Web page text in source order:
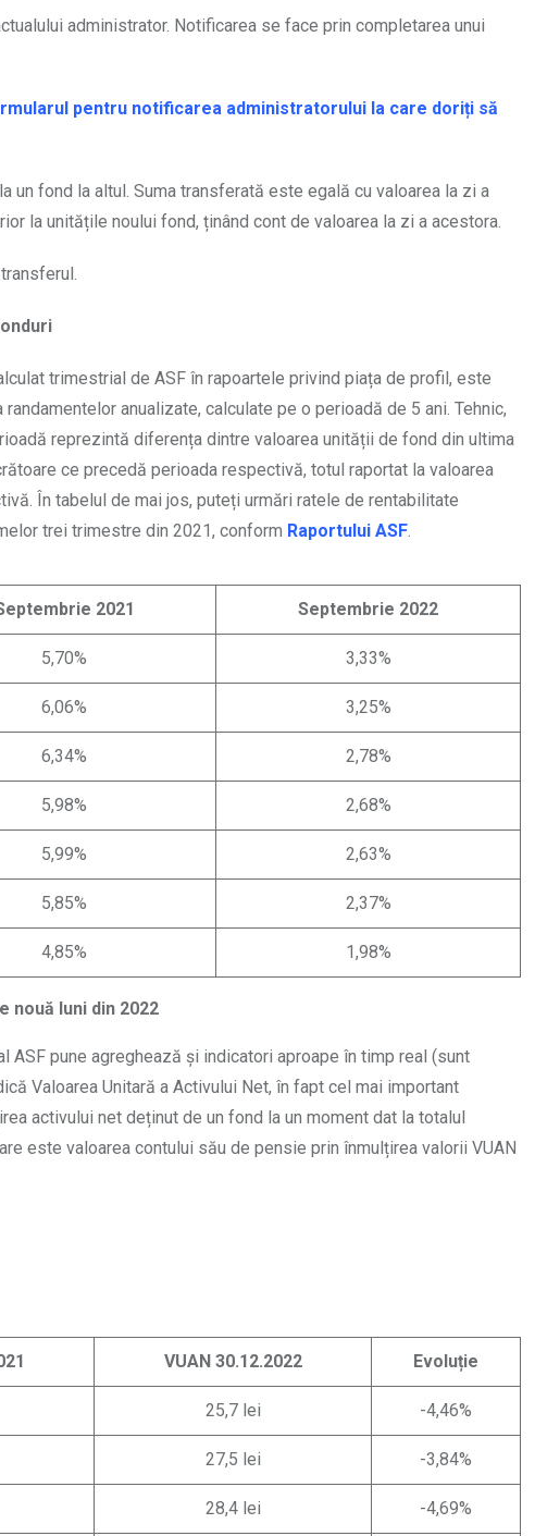
administrator. Notificarea se face prin completarea unui
pentru notificarea administratorului la care doriți să
fond la altul. Suma transferată este egală cu valoarea la zi a
la unitățile noului fond, ținând cont de valoarea la zi a acestora.
trimestrial de ASF în rapoartele privind piața de profil, este
anualizate, calculate pe o perioadă de 5 ani. Tehnic,
reprezintă diferența dintre valoarea unității de fond din ultima
ce precedă perioada respectivă, totul raportat la valoarea
În tabelul de mai jos, puteți urmări ratele de rentabilitate
trei trimestre din 2021, conform Raportului ASF.
2021 Septembrie 2022
5,70% 3,33%
6,06% 3,25%
6,34% 2,78%
5,98% 2,68%
5,99% 2,63%
5,85% 2,37%
4,85% 1,98%
nouă luni din 2022
ASF pune agreghează și indicatori aproape în timp real (sunt
Valoarea Unitară a Activului Net, în fapt cel mai important
activului net deținut de un fond la un moment dat la totalul
este valoarea contului său de pensie prin înmulțirea valorii VUAN
VUAN 30.12.2022 Evoluție
25,7 lei -4,46%
27,5 lei -3,84%
28,4 lei -4,69%